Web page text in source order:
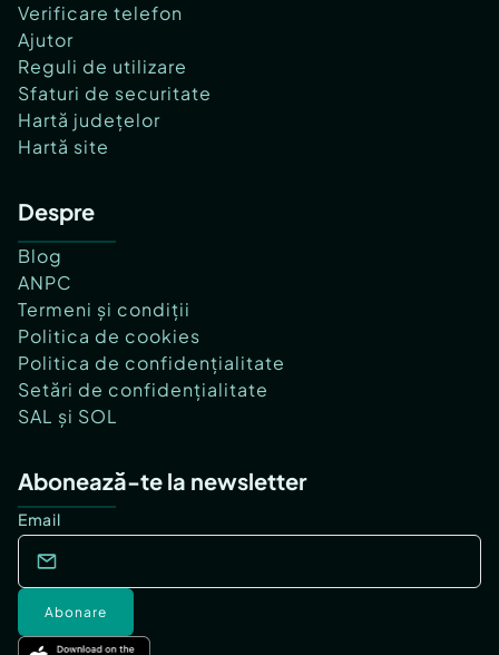
Verificare telefon
Ajutor
Reguli de utilizare
Sfaturi de securitate
Hartă județelor
Hartă site
Despre
Blog
ANPC
Termeni și condiții
Politica de cookies
Politica de confidențialitate
Setări de confidențialitate
SAL și SOL
Abonează-te la newsletter
Email
Abonare